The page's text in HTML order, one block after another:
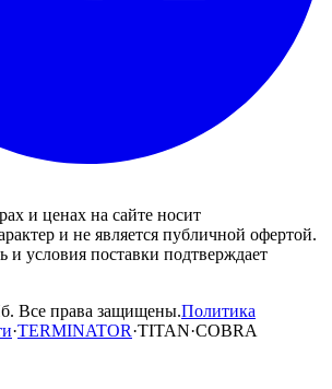
и ценах на сайте носит
и не является публичной офертой.
и условия поставки подтверждает
права защищены.Политика
·TERMINATOR·TITAN·COBRA